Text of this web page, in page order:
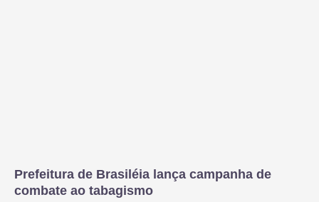
Prefeitura de Brasiléia lança campanha de
combate ao tabagismo